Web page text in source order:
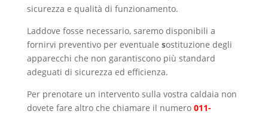
sicurezza e qualità di funzionamento.
Laddove fosse necessario, saremo disponibili a
fornirvi preventivo per eventuale sostituzione degli
apparecchi che non garantiscono più standard
adeguati di sicurezza ed efficienza.
Per prenotare un intervento sulla vostra caldaia non
dovete fare altro che chiamare il numero 011-